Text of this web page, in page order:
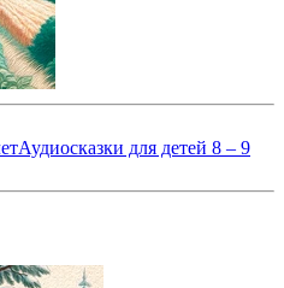
Аудиосказки для детей 8 – 9